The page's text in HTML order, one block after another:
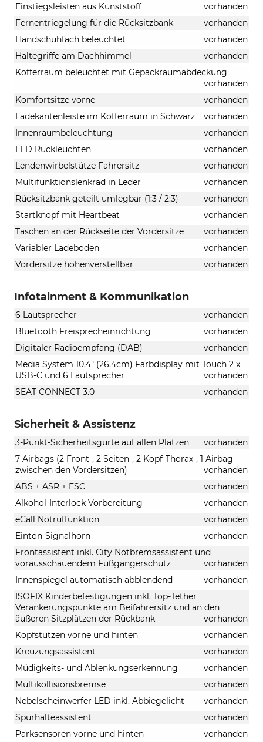
Einstiegsleisten aus Kunststoff
vorhanden
Fernentriegelung für die Rücksitzbank
vorhanden
Handschuhfach beleuchtet
vorhanden
Haltegriffe am Dachhimmel
vorhanden
Kofferraum beleuchtet mit Gepäckraumabdeckung
vorhanden
Komfortsitze vorne
vorhanden
Ladekantenleiste im Kofferraum in Schwarz
vorhanden
Innenraumbeleuchtung
vorhanden
LED Rückleuchten
vorhanden
Lendenwirbelstütze Fahrersitz
vorhanden
Multifunktionslenkrad in Leder
vorhanden
Rücksitzbank geteilt umlegbar (1:3 / 2:3)
vorhanden
Startknopf mit Heartbeat
vorhanden
Taschen an der Rückseite der Vordersitze
vorhanden
Variabler Ladeboden
vorhanden
Vordersitze höhenverstellbar
vorhanden
Infotainment & Kommunikation
6 Lautsprecher
vorhanden
Bluetooth Freisprecheinrichtung
vorhanden
Digitaler Radioempfang (DAB)
vorhanden
Media System 10,4" (26,4cm) Farbdisplay mit Touch 2 x
USB-C und 6 Lautsprecher
vorhanden
SEAT CONNECT 3.0
vorhanden
Sicherheit & Assistenz
3-Punkt-Sicherheitsgurte auf allen Plätzen
vorhanden
7 Airbags (2 Front-, 2 Seiten-, 2 Kopf-Thorax-, 1 Airbag
zwischen den Vordersitzen)
vorhanden
ABS + ASR + ESC
vorhanden
Alkohol-Interlock Vorbereitung
vorhanden
eCall Notruffunktion
vorhanden
Einton-Signalhorn
vorhanden
Frontassistent inkl. City Notbremsassistent und
vorausschauendem Fußgängerschutz
vorhanden
Innenspiegel automatisch abblendend
vorhanden
ISOFIX Kinderbefestigungen inkl. Top-Tether
Verankerungspunkte am Beifahrersitz und an den
äußeren Sitzplätzen der Rückbank
vorhanden
Kopfstützen vorne und hinten
vorhanden
Kreuzungsassistent
vorhanden
Müdigkeits- und Ablenkungserkennung
vorhanden
Multikollisionsbremse
vorhanden
Nebelscheinwerfer LED inkl. Abbiegelicht
vorhanden
Spurhalteassistent
vorhanden
Parksensoren vorne und hinten
vorhanden